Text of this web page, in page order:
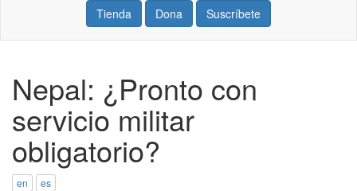
Guerra
Tienda Dona Suscríbete
Nepal: ¿Pronto con
servicio militar
obligatorio?
en es